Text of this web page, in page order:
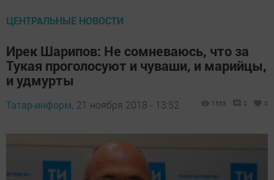
ЦЕНТРАЛЬНЫЕ НОВОСТИ
Ирек Шарипов: Не сомневаюсь, что за
Тукая проголосуют и чуваши, и марийцы,
и удмурты
Татар-информ, 21 ноября 2018 - 13:52 1558 0 0